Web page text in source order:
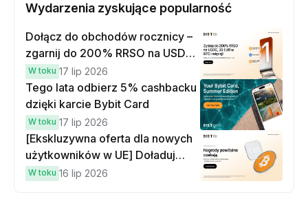
Wydarzenia zyskujące popularność
Dołącz do obchodów rocznicy – ​​
zgarnij do 200% RRSO na USDC,
30 EUR w BTC i wiele więcej!
W toku 17 lip 2026
Tego lata odbierz 5% cashbacku
dzięki karcie Bybit Card
W toku 17 lip 2026
[Ekskluzywna oferta dla nowych
użytkowników w UE] Doładuj
konto, poleć znajomym i zarób
W toku 16 lip 2026